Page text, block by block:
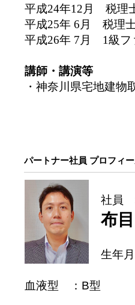
平成24年12月 税理
平成25年 6月 税理士
平成26年 7月 1級フ
講師・講演等
・神奈川県宅地建
パートナー社員 プロフィ
社員
布
生年
戌
血液型 ：B型